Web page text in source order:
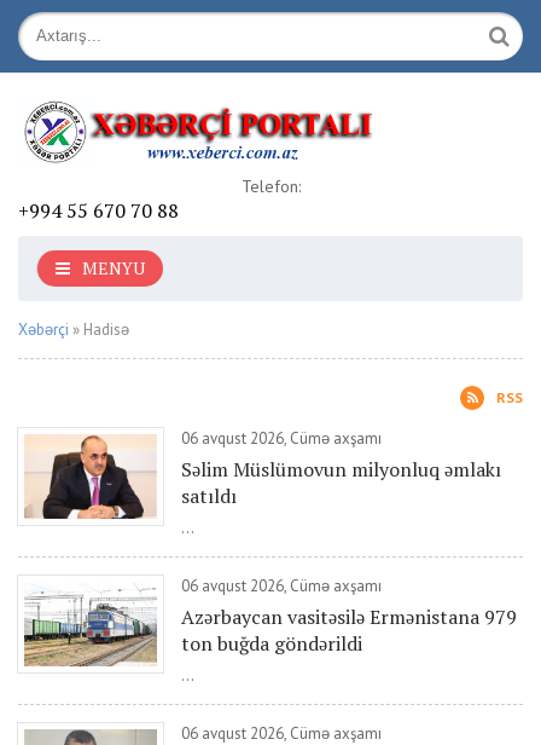
Telefon:
+994 55 670 70 88
MENYU
Xəbərçi » Hadisə
RSS
06 avqust 2026, Cümə axşamı
Səlim Müslümovun milyonluq əmlakı
satıldı
...
06 avqust 2026, Cümə axşamı
Azərbaycan vasitəsilə Ermənistana 979
ton buğda göndərildi
...
06 avqust 2026, Cümə axşamı